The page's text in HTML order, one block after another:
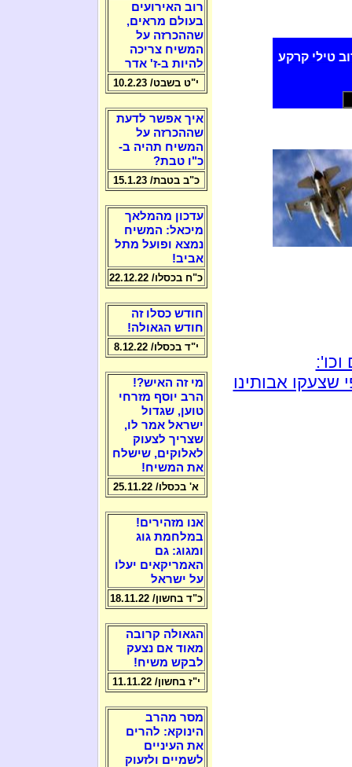
טילי קרקע
אבותינו
רוב האירועים
בעולם מראים,
שההכרזה על
המשיח צריכה
להיות ב-ז' אדר
י"ט בשבט/ 10.2.23
איך אפשר לדעת
שההכרזה על
המשיח תהיה ב-
כ"ו טבת?
כ"ב בטבת/ 15.1.23
עדכון מהמלאך
מיכאל: המשיח
נמצא ופועל מתל
אביב!
כ"ח בכסלו/ 22.12.22
חודש כסלו זה
חודש הגאולה!
י"ד בכסלו/ 8.12.22
מי זה האיש?!
הרב יוסף מזרחי
טוען, שגדול
ישראל אמר לו,
שצריך לצעוק
לאלוקים, שישלח
את המשיח!
א' בכסלו/ 25.11.22
אנו מזהירים!
במלחמת גוג
ומגוג: גם
האמריקאים יעלו
על ישראל
כ"ד בחשון/ 18.11.22
הגאולה קרובה
מאוד אם נצעק
לבקש משיח!
י"ז בחשון/ 11.11.22
מסר מהרב
הינוקא: להרים
את העיניים
לשמיים ולזעוק